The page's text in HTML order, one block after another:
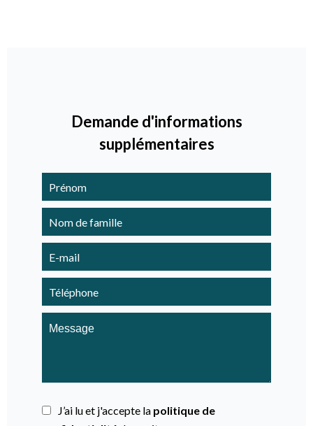
Demande d'informations
supplémentaires
J’ai lu et j'accepte la politique de